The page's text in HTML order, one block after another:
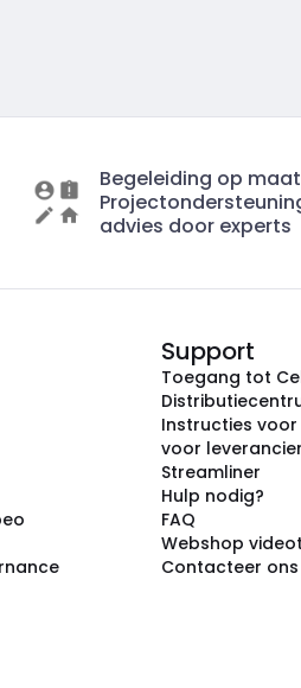
Begeleiding op maat
advies door experts
Support
Toegang tot
Instructies
voor
Streamliner
Hulp nodig?
FAQ
Webshop
Contacteer ons